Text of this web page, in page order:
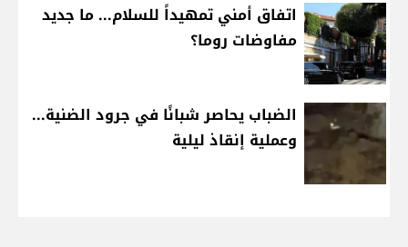
اتفاق أمني تمهيداً للسلام... ما جديد
مفاوضات روما؟
الضباب يحاصر شبانًا في جرود الضنية...
وعملية إنقاذ ليلية